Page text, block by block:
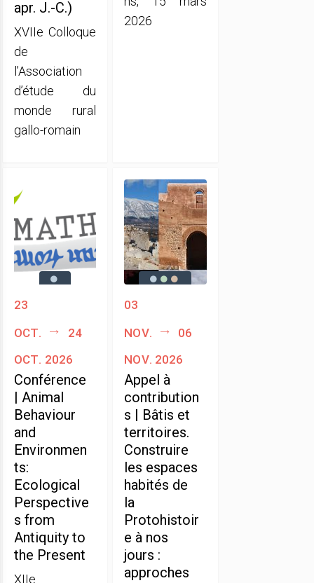
apr. J.-C.)
XVIIe Colloque
de
l’Association
d’étude du
monde rural
gallo-romain
2026
23
oct.
24
oct. 2026
Conférence
| Animal
Behaviour
and
Environmen
ts:
Ecological
Perspective
s from
Antiquity to
the Present
XIIe
03
nov.
06
nov. 2026
Appel à
contribution
s | Bâtis et
territoires.
Construire
les espaces
habités de
la
Protohistoir
e à nos
jours :
approches